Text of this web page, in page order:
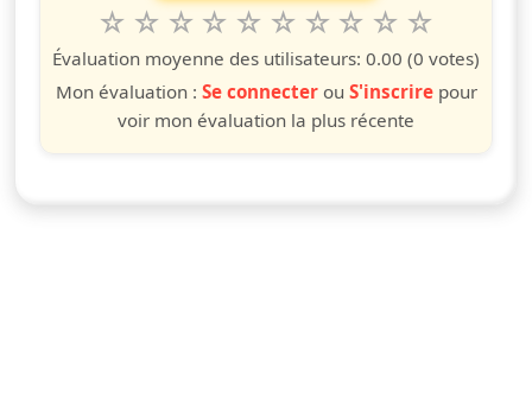
questo spettacolo da 1 a 10 étoiles
10
étoiles
9
étoiles
8
étoiles
7
étoiles
6
étoiles
5
étoiles
4
étoiles
3
étoiles
2
étoiles
étoile
Évaluation moyenne des utilisateurs: 0.00 (0 votes)
Mon évaluation : Se connecterou S'inscrirepour
voir mon évaluation la plus récente